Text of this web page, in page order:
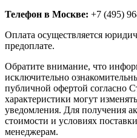
Телефон в Москве: +7 (495)
Оплата осуществляется
предоплате.
Обратите внимание, что
исключительно
публичной офертой согласно
характеристики могут
уведомления. Для получения
стоимости и условиях
менеджерам.